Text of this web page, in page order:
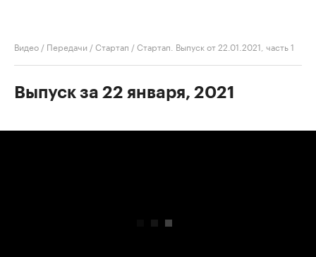
Видео / Передачи /Стартап /Стартап. Выпуск от 22.01.2021, часть 1
Выпуск за 22 января, 2021